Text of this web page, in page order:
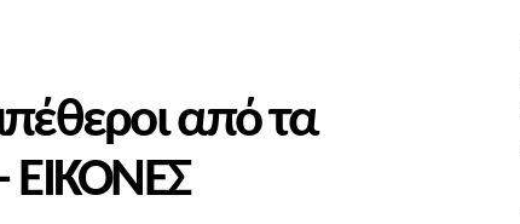
από τα
ΕΙΚΟΝΕΣ